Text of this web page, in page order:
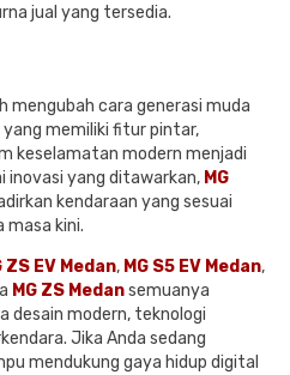
jual yang tersedia.
mengubah cara generasi muda
yang memiliki fitur pintar,
keselamatan modern menjadi
inovasi yang ditawarkan, MG
kendaraan yang sesuai
masa kini.
ZS EV Medan, MG S5 EV Medan,
MG ZS Medansemuanya
desain modern, teknologi
Jika Anda sedang
mendukung gaya hidup digital